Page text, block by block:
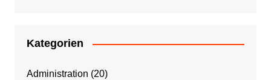
Kategorien
Administration (20)